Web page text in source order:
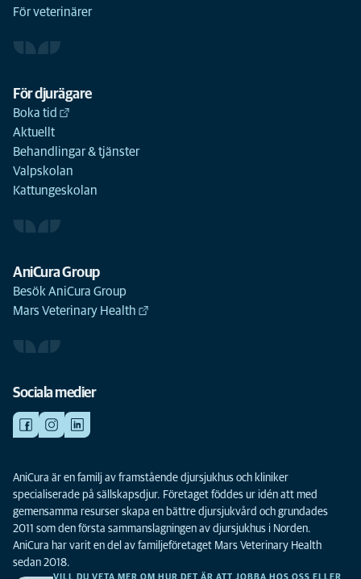
För veterinärer
För djurägare
Boka tid
Aktuellt
Behandlingar & tjänster
Valpskolan
Kattungeskolan
AniCura Group
Besök AniCura Group
Mars Veterinary Health
Sociala medier
AniCura är en familj av framstående djursjukhus och kliniker
specialiserade på sällskapsdjur. Företaget föddes ur idén att med
gemensamma resurser skapa en bättre djursjukvård och grundades
2011 som den första sammanslagningen av djursjukhus i Norden.
AniCura har varit en del av familjeföretaget Mars Veterinary Health
sedan 2018.
VILL DU VETA MER OM HUR DET ÄR ATT JOBBA HOS OSS ELLER